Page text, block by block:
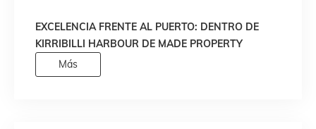
EXCELENCIA FRENTE AL PUERTO: DENTRO DE
KIRRIBILLI HARBOUR DE MADE PROPERTY
Más